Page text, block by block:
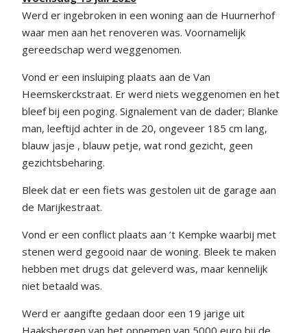
Werd er ingebroken in een woning aan de Huurnerhof
waar men aan het renoveren was. Voornamelijk
gereedschap werd weggenomen.
Vond er een insluiping plaats aan de Van
Heemskerckstraat. Er werd niets weggenomen en het
bleef bij een poging. Signalement van de dader; Blanke
man, leeftijd achter in de 20, ongeveer 185 cm lang,
blauw jasje , blauw petje, wat rond gezicht, geen
gezichtsbeharing.
Bleek dat er een fiets was gestolen uit de garage aan
de Marijkestraat.
Vond er een conflict plaats aan ’t Kempke waarbij met
stenen werd gegooid naar de woning. Bleek te maken
hebben met drugs dat geleverd was, maar kennelijk
niet betaald was.
Werd er aangifte gedaan door een 19 jarige uit
Haaksbergen van het opnemen van 5000 euro bij de